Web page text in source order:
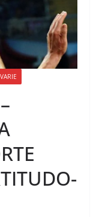
VARIE